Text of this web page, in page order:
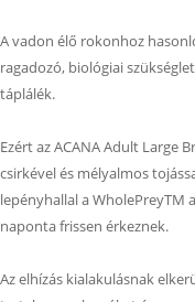
A vadon élő rokonhoz
ragadozó, biológiai
táplálék.
Ezért az ACANA Adult Large
csirkével és mélyalmos
lepényhallal a WholePreyTM
naponta frissen érkeznek.
Az elhízás kialakulásnak